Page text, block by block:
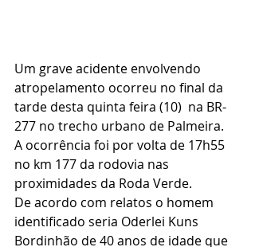
Um grave acidente envolvendo
atropelamento ocorreu no final da
tarde desta quinta feira (10)  na BR-
277 no trecho urbano de Palmeira.
A ocorrência foi por volta de 17h55
no km 177 da rodovia nas
proximidades da Roda Verde.
De acordo com relatos o homem
identificado seria Oderlei Kuns
Bordinhão de 40 anos de idade que